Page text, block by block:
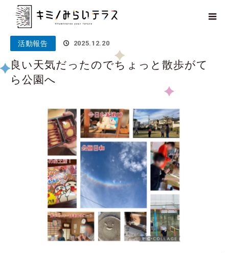
ホーム
ブログ
活動報告 良い天気だったのでちょっと散歩が
活動報告 2025.12.20
良い天気だったのでちょっと散歩がて
ら公園へ